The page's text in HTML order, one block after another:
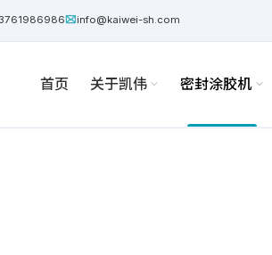
info@kaiwei-sh.com
首页 关于凯伟 密封涂胶机
行业应用